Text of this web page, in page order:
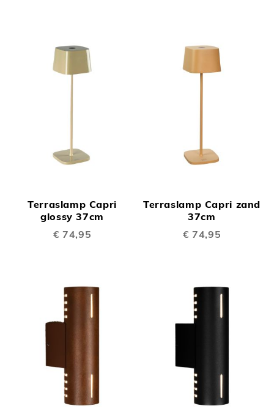
Terraslamp Capri
glossy 37cm
€ 74,95
Terraslamp Capri zand
37cm
€ 74,95